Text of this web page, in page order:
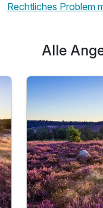
Rechtliches Problem
Alle